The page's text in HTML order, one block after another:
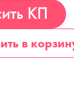
КП
в